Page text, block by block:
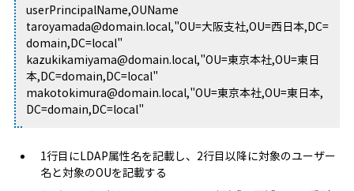
userPrincipalName,OUName
taroyamada@domain.local,"OU=大阪支社,OU=西日本,DC=
domain,DC=local"
kazukikamiyama@domain.local,"OU=東京本社,OU=東日
本,DC=domain,DC=local"
makotokimura@domain.local,"OU=東京本社,OU=東日本,
DC=domain,DC=local"
1行目にLDAP属性名を記載し、2行目以降に対象のユーザー
名と対象のOUを記載する